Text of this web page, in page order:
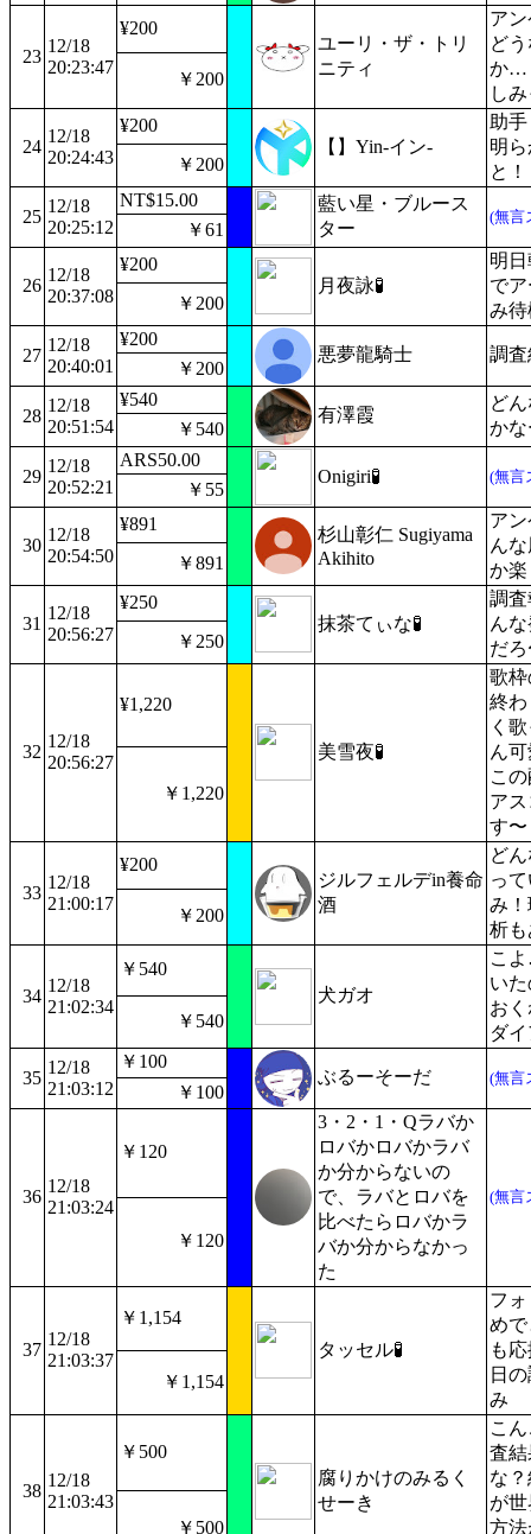
23
12/18
20:23:47
¥200
ユーリ・ザ・トリ
ニティ
ア
ど
か…
し
￥200
24
12/18
20:24:43
¥200
【】Yin-イン-
助
明
と
￥200
25
12/18
20:25:12
NT$15.00
藍い星・ブルース
ター
(無言
￥61
26
12/18
20:37:08
¥200
月夜詠🧪
明
で
み待
￥200
27
12/18
20:40:01
¥200
悪夢龍騎士 調
￥200
28
12/18
20:51:54
¥540
有澤霞
ど
か
￥540
29
12/18
20:52:21
ARS50.00
Onigiri🧪
(無言
￥55
30
12/18
20:54:50
¥891
杉山彰仁 Sugiyama
Akihito
ア
ん
か
￥891
31
12/18
20:56:27
¥250
抹茶てぃな🧪
調
ん
だ
￥250
32
12/18
20:56:27
¥1,220
美雪夜🧪
歌
終
く
ん
こ
ア
す〜
￥1,220
33
12/18
21:00:17
¥200
ジルフェルデin養命
酒
ど
っ
み
析
￥200
34
12/18
21:02:34
￥540
犬ガオ
こ
い
お
ダ
￥540
35
12/18
21:03:12
￥100
ぶるーそーだ (無言
￥100
36
12/18
21:03:24
￥120
3・2・1・Qラバか
ロバかロバかラバ
か分からないの
で、ラバとロバを
比べたらロバかラ
バか分からなかっ
た
(無言
￥120
37
12/18
21:03:37
￥1,154
タッセル🧪
フ
め
も
日
み
￥1,154
38
12/18
21:03:43
￥500
腐りかけのみるく
せーき
こ
査
な
が
方
￥500